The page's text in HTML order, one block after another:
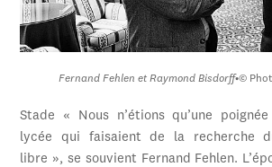
Fernand Fehlen et Raymond Bisdorff•©
Stade « Nous n’étions qu’une
lycée qui faisaient de la recherche
libre », se souvient Fernand Fehlen.